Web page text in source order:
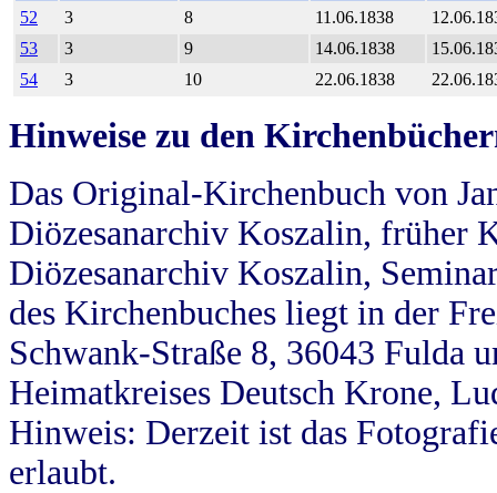
52
3 8 11.06.1838
53
3 9 14.06.1838
54
3 10 22.06.1838
Hinweise zu den
Das Original-Kirchenbuch von
Diözesanarchiv Koszalin, früher
Diözesanarchiv Koszalin,
des Kirchenbuches liegt in der
Schwank-Straße 8, 36043 Fulda
Heimatkreises Deutsch Krone,
Hinweis: Derzeit ist das
erlaubt.